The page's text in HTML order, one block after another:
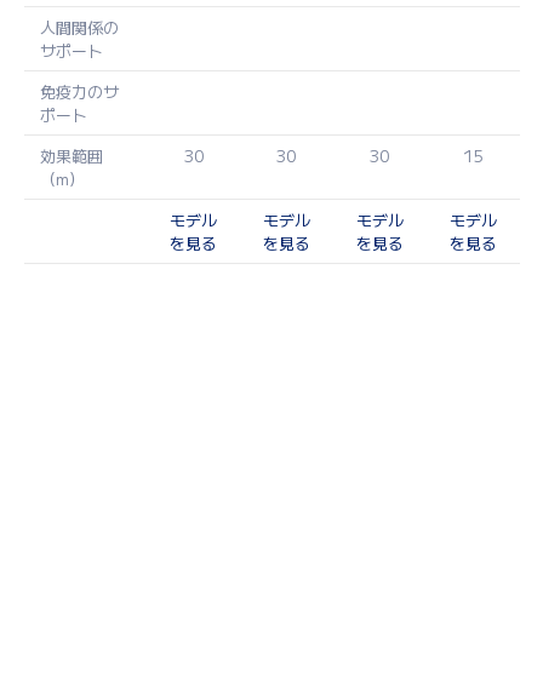
人間関係の
サポート
免疫力のサ
ポート
効果範囲
（m）
30 30 30 15
モデル
を見る
モデル
を見る
モデル
を見る
モデル
を見る